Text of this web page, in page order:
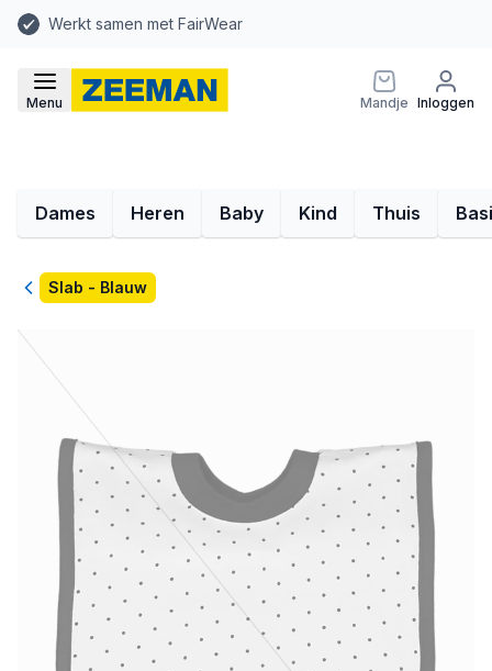
Werkt samen met FairWear
Menu Mandje Inloggen
Dames Heren Baby Kind Thuis
TerugSlab - Blauw